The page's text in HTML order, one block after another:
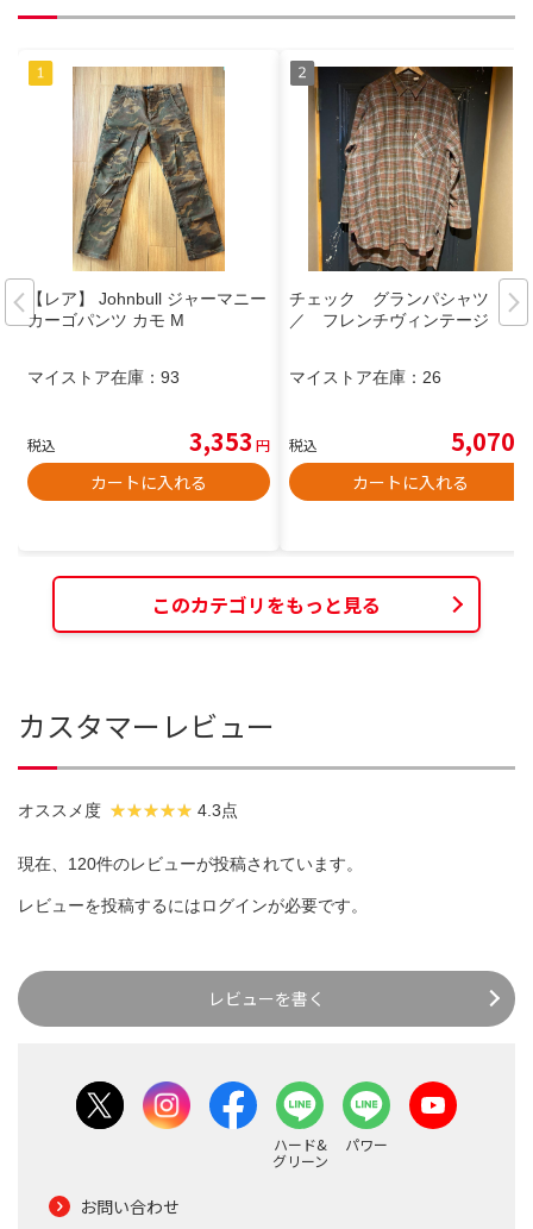
【レア】 Johnbull ジャーマニー
カーゴパンツ カモ M
マイストア在庫： 93
税込 3,353 円
カートに入れる
チェック グランパシャツ
／ フレンチヴィンテージ
マイストア在庫： 26
税込 5,070
カートに入れる
このカテゴリをもっと見る
カスタマーレビュー
オススメ度 4.3点
現在、120件のレビューが投稿されています。
レビューを投稿するにはログインが必要です。
レビューを書く
ハード&
グリーン
パワー
お問い合わせ